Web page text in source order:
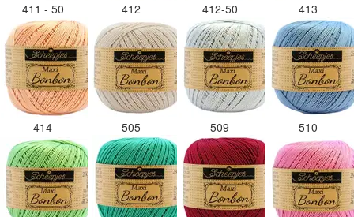
411 - 50 412 412-50 413
414 505 509 510